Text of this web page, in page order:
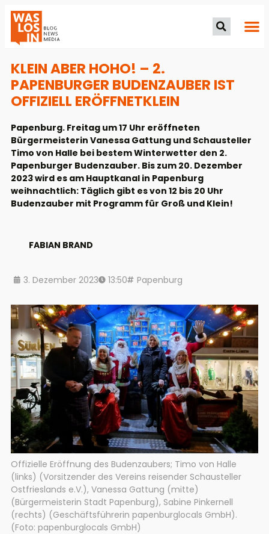
KLEIN ABER HOHO! – 2.
PAPENBURGER BUDENZAUBER IST
OFFIZIELL ERÖFFNETKLEIN
Papenburg. Freitag um 17 Uhr eröffneten
Bürgermeisterin Vanessa Gattung und Schausteller
Timo von Halle bei bestem Winterwetter den 2.
Papenburger Budenzauber. Bis zum 20. Dezember
2023 wird es am Hauptkanal in Papenburg
weihnachtlich: Täglich gibt es von 12 bis 20 Uhr
Budenzauber mit Programm für Groß und Klein!
FABIAN BRAND
3. Dezember 2023 13:50 Papenburg
Offizielle Eröffnung des Budenzaubers; Timo von Halle
(links) (Vorsitzender des Vereins reisender Schausteller
Ostfrieslands e.V.), Vanessa Gattung (mitte)
(Bürgermeisterin Stadt Papenburg), Sabine Pinkernell
(rechts) (Geschäftsführerin papenburglocals GmbH).
(Foto: papenburglocals GmbH)